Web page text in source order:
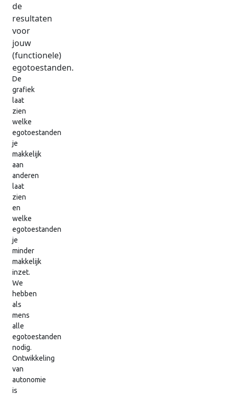
de
resultaten
voor
jouw
(functionele)
egotoestanden.
De
grafiek
laat
zien
welke
egotoestanden
je
makkelijk
aan
anderen
laat
zien
en
welke
egotoestanden
je
minder
makkelijk
inzet.
We
hebben
als
mens
alle
egotoestanden
nodig.
Ontwikkeling
van
autonomie
is